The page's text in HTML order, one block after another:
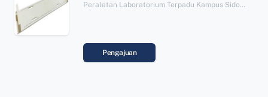
Peralatan Laboratorium Terpadu Kampus Sidotopo SBSN Paket 6
Pengajuan